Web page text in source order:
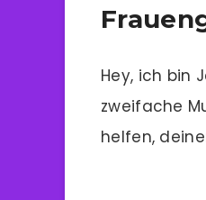
Hey, ich bin
zweifache
helfen,